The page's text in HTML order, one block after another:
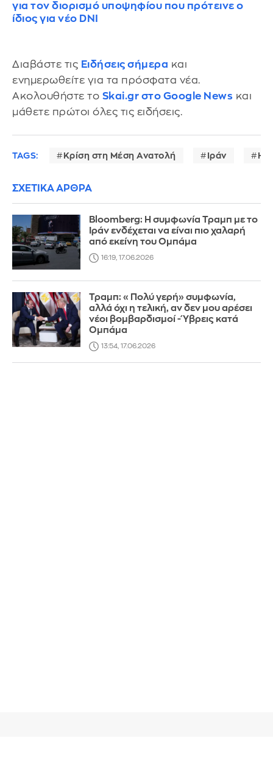
για τον διορισμό υποψηφίου που πρότεινε ο
ίδιος για νέο DNI
Διαβάστε τις Ειδήσεις σήμερα και
ενημερωθείτε για τα πρόσφατα νέα.
Ακολουθήστε το Skai.gr στο Google News και
μάθετε πρώτοι όλες τις ειδήσεις.
TAGS: Κρίση στη Μέση Ανατολή Ιράν
ΣΧΕΤΙΚΑ ΑΡΘΡΑ
Bloomberg: Η συμφωνία Τραμπ με το
Ιράν ενδέχεται να είναι πιο χαλαρή
από εκείνη του Ομπάμα
16:19, 17.06.2026
Τραμπ: «Πολύ γερή» συμφωνία,
αλλά όχι η τελική, αν δεν μου αρέσει
νέοι βομβαρδισμοί - Ύβρεις κατά
Ομπάμα
13:54, 17.06.2026